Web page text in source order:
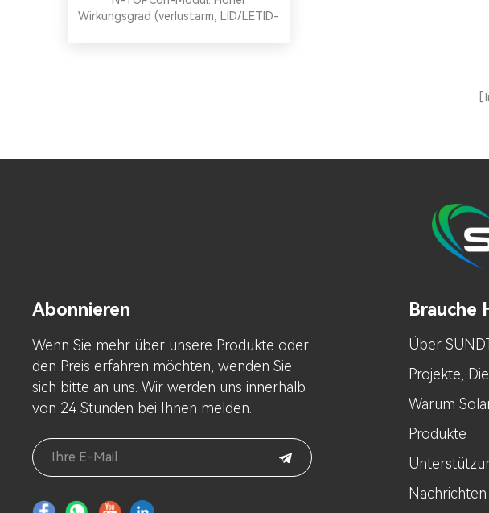
Wirkungsgrad (verlustarm, LID/LETID-
Abonnieren
Wenn Sie mehr über unsere Produkte oder
den Preis erfahren möchten, wenden Sie
sich bitte an uns. Wir werden uns innerhalb
von 24 Stunden bei Ihnen melden.
Brauche
Über
Projekte,
Warum
Produkte